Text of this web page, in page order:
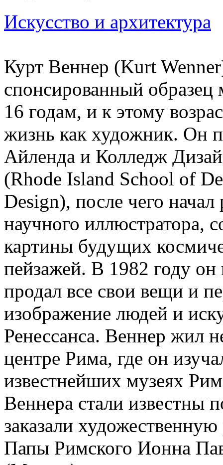
Искусство и архитектура
Курт Веннер (Kurt
спонсированный
16 годам, и к этому
жизнь как художник. Он
Айленда и Колледж
(Rhode Island School of
Design), после чего начал
научного иллюстратора,
картины будущих
пейзажей. В 1982 году
продал все свои вещи и
изображение людей и
Ренессанса. Веннер жил
центре Рима, где он
известнейших музеях
Веннера стали известны
заказали
Папы Римского Ионна